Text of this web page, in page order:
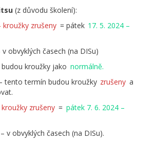
(z důvodu školení):
kroužky zrušeny = pátek 17. 5. 2024 –
obvyklých časech (na DISu)
kroužky jako normálně.
tento termín budou kroužky zrušeny a
kroužky zrušeny = pátek 7. 6. 2024 –
v obvyklých časech (na DISu).